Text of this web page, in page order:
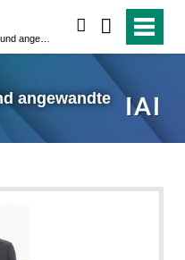
angewandte